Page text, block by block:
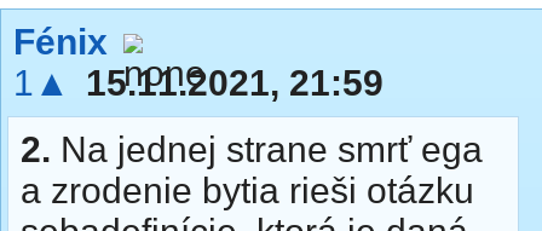
Fénix
1▲
15.11.2021, 21:59
2. Na jednej strane smrť ega
a zrodenie bytia rieši otázku